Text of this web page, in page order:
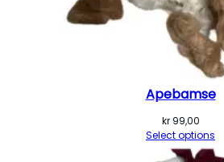
Apebamse
kr99,00
Select options